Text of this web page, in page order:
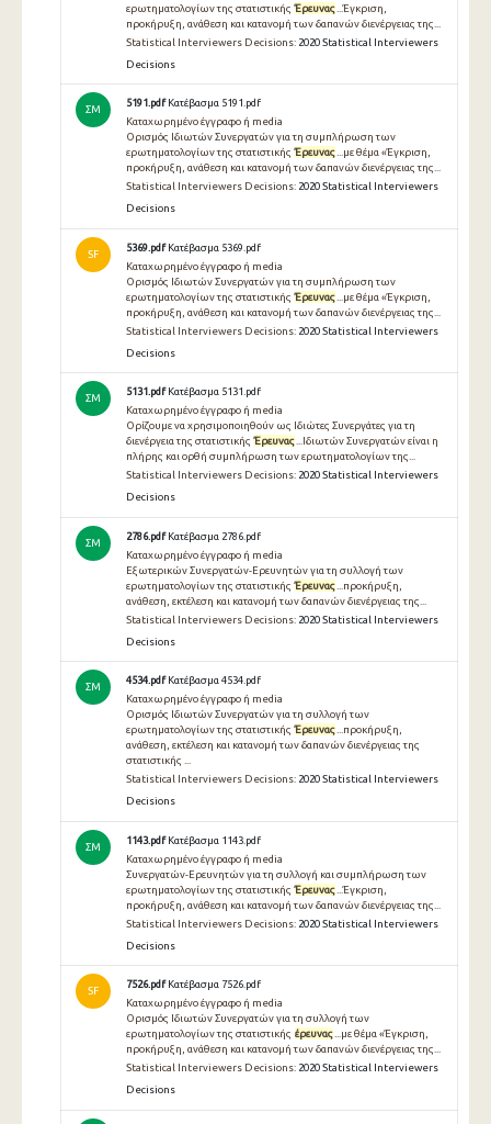
ερωτηματολογίων της στατιστικής Έρευνας ...Έγκριση,
προκήρυξη, ανάθεση και κατανομή των δαπανών διενέργειας της...
Statistical Interviewers Decisions: 2020 Statistical Interviewers
Decisions
ΣΜ
5191.pdf Κατέβασμα 5191.pdf
Καταχωρημένο έγγραφο ή media
Ορισμός Ιδιωτών Συνεργατών για τη συμπλήρωση των
ερωτηματολογίων της στατιστικής Έρευνας...με θέμα «Έγκριση,
προκήρυξη, ανάθεση και κατανομή των δαπανών διενέργειας της...
Statistical Interviewers Decisions: 2020 Statistical Interviewers
Decisions
SF
5369.pdf Κατέβασμα 5369.pdf
Καταχωρημένο έγγραφο ή media
Ορισμός Ιδιωτών Συνεργατών για τη συμπλήρωση των
ερωτηματολογίων της στατιστικής Έρευνας ...με θέμα «Έγκριση,
προκήρυξη, ανάθεση και κατανομή των δαπανών διενέργειας της...
Statistical Interviewers Decisions: 2020 Statistical Interviewers
Decisions
ΣΜ
5131.pdf Κατέβασμα 5131.pdf
Καταχωρημένο έγγραφο ή media
Ορίζουμε να χρησιμοποιηθούν ως Ιδιώτες Συνεργάτες για τη
διενέργεια της στατιστικής Έρευνας...Ιδιωτών Συνεργατών είναι η
πλήρης και ορθή συμπλήρωση των ερωτηματολογίων της...
Statistical Interviewers Decisions: 2020 Statistical Interviewers
Decisions
ΣΜ
2786.pdf Κατέβασμα 2786.pdf
Καταχωρημένο έγγραφο ή media
Εξωτερικών Συνεργατών-Ερευνητών για τη συλλογή των
ερωτηματολογίων της στατιστικής Έρευνας ...προκήρυξη,
ανάθεση, εκτέλεση και κατανομή των δαπανών διενέργειας της...
Statistical Interviewers Decisions: 2020 Statistical Interviewers
Decisions
ΣΜ
4534.pdf Κατέβασμα 4534.pdf
Καταχωρημένο έγγραφο ή media
Ορισμός Ιδιωτών Συνεργατών για τη συλλογή των
ερωτηματολογίων της στατιστικής Έρευνας...προκήρυξη,
ανάθεση, εκτέλεση και κατανομή των δαπανών διενέργειας της
στατιστικής ...
Statistical Interviewers Decisions: 2020 Statistical Interviewers
Decisions
ΣΜ
1143.pdf Κατέβασμα 1143.pdf
Καταχωρημένο έγγραφο ή media
Συνεργατών-Ερευνητών για τη συλλογή και συμπλήρωση των
ερωτηματολογίων της στατιστικής Έρευνας ...Έγκριση,
προκήρυξη, ανάθεση και κατανομή των δαπανών διενέργειας της...
Statistical Interviewers Decisions: 2020 Statistical Interviewers
Decisions
SF
7526.pdf Κατέβασμα 7526.pdf
Καταχωρημένο έγγραφο ή media
Ορισμός Ιδιωτών Συνεργατών για τη συλλογή των
ερωτηματολογίων της στατιστικής έρευνας...με θέμα «Έγκριση,
προκήρυξη, ανάθεση και κατανομή των δαπανών διενέργειας της...
Statistical Interviewers Decisions: 2020 Statistical Interviewers
Decisions